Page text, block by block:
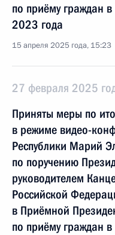
по приёму граждан
2023 года
15 апреля 2025 года, 15:23
27 февраля 2025
Приняты меры по
в режиме видео-
Республики Марий
по поручению
руководителем
Российской
в Приёмной
по приёму граждан